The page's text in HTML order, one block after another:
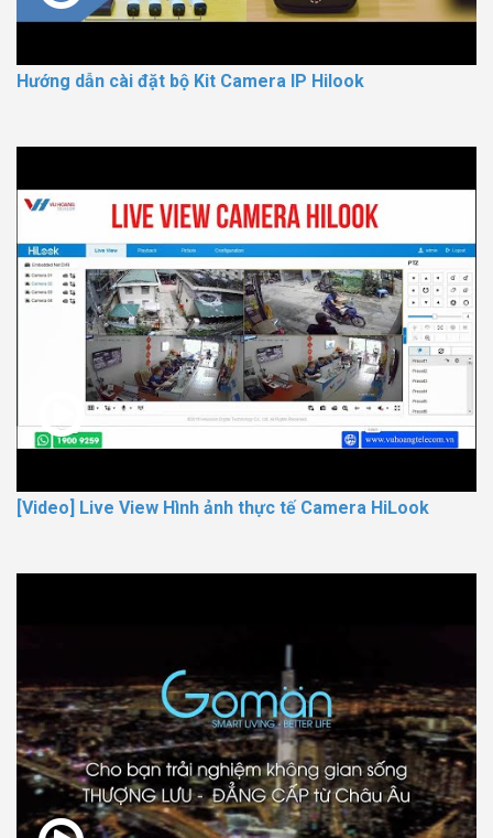
Hướng dẫn cài đặt bộ Kit Camera IP Hilook
[Video] Live View Hình ảnh thực tế Camera HiLook